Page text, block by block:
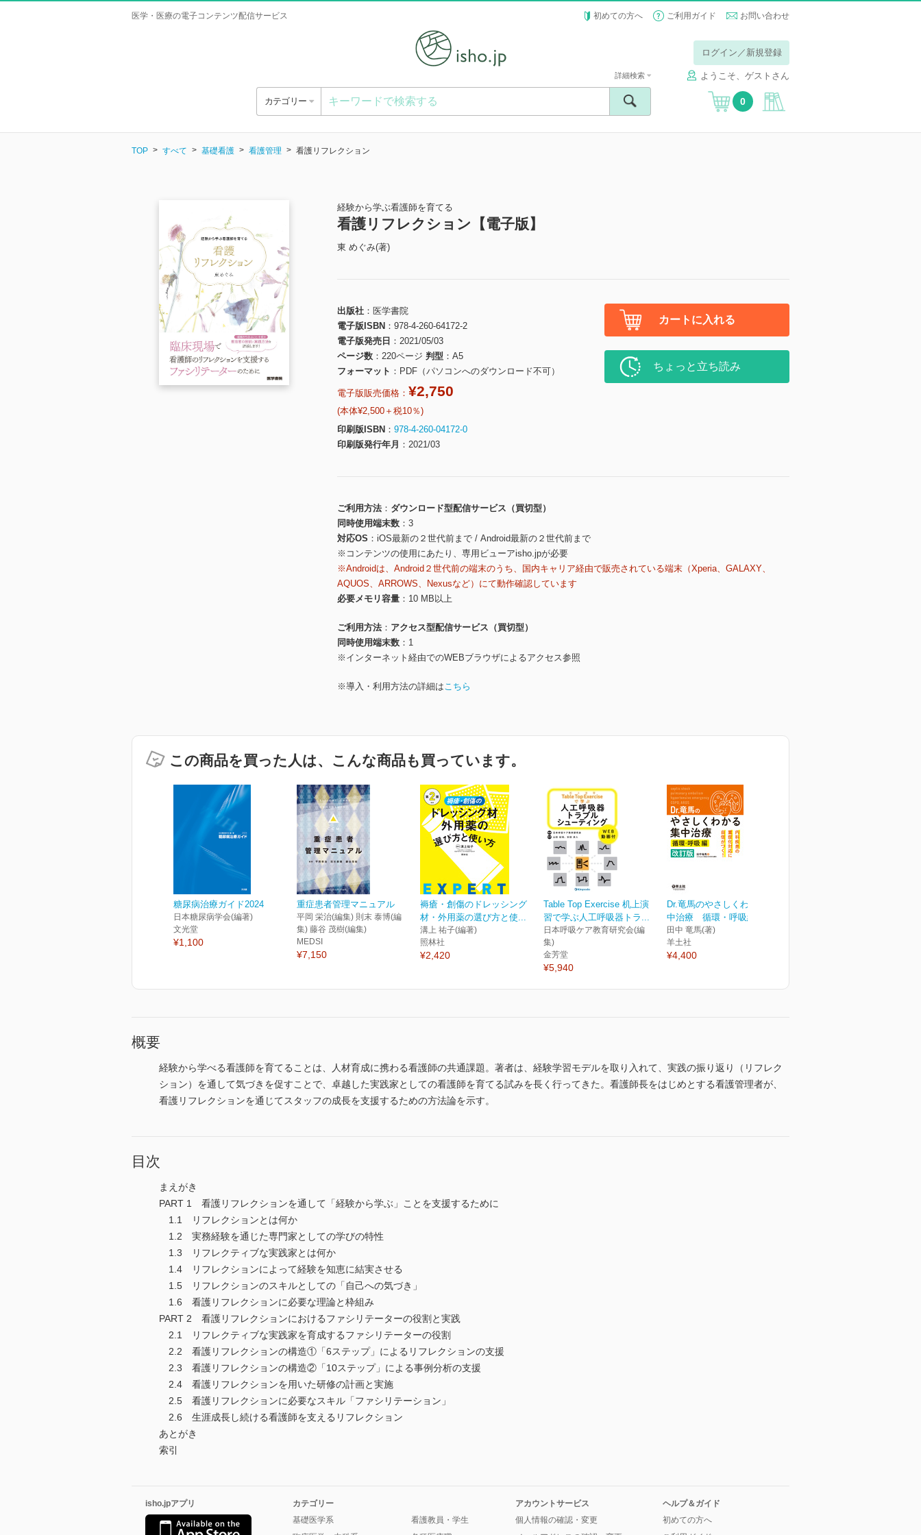
医学・医療の電子コンテンツ配信サービス 初めての方へ ご利用ガイド お問い合わせ
ログイン／新規登録
ようこそ、ゲストさん
カテゴリー
詳細検索
0
TOP すべて 基礎看護 看護管理 看護リフレクション
経験から学ぶ看護師を育てる
看護リフレクション【電子版】
東 めぐみ(著)
出版社
医学書院
電子版ISBN
978-4-260-64172-2
電子版発売日
2021/05/03
ページ数
220ページ 判型
A5
フォーマット
PDF（パソコンへのダウンロード不可）
電子版販売価格： ¥2,750
(本体¥2,500＋税10％)
印刷版ISBN
978-4-260-04172-0
印刷版発行年月
2021/03
カートに入れる
ちょっと立ち読み
ご利用方法
ダウンロード型配信サービス（買切型）
同時使用端末数
3
対応OS
iOS最新の２世代前まで / Android最新の２世代前まで
※コンテンツの使用にあたり、専用ビューアisho.jpが必要
※Androidは、Android２世代前の端末のうち、国内キャリア経由で販売されている端末（Xperia、GALAXY、
AQUOS、ARROWS、Nexusなど）にて動作確認しています
必要メモリ容量
10 MB以上
ご利用方法
アクセス型配信サービス（買切型）
同時使用端末数
1
※インターネット経由でのWEBブラウザによるアクセス参照
※導入・利用方法の詳細はこちら
この商品を買った人は、こんな商品も買っています。
糖尿病治療ガイド2024
日本糖尿病学会(編著)
文光堂
¥1,100
重症患者管理マニュアル
平岡 栄治(編集) 則末 泰博(編
集) 藤谷 茂樹(編集)
MEDSI
¥7,150
褥瘡・創傷のドレッシング
材・外用薬の選び方と使...
溝上 祐子(編著)
照林社
¥2,420
Table Top Exercise 机上演
習で学ぶ人工呼吸器トラ...
日本呼吸ケア教育研究会(編
集)
金芳堂
¥5,940
Dr.竜馬のやさしくわかる集
中治療 循環・呼吸編...
田中 竜馬(著)
羊土社
¥4,400
概要
経験から学べる看護師を育てることは、人材育成に携わる看護師の共通課題。著者は、経験学習モデルを取り入れて、実践の振り返り（リフレク
ション）を通して気づきを促すことで、卓越した実践家としての看護師を育てる試みを長く行ってきた。看護師長をはじめとする看護管理者が、
看護リフレクションを通じてスタッフの成長を支援するための方法論を示す。
目次
まえがき
PART 1 看護リフレクションを通して「経験から学ぶ」ことを支援するために
1.1 リフレクションとは何か
1.2 実務経験を通じた専門家としての学びの特性
1.3 リフレクティブな実践家とは何か
1.4 リフレクションによって経験を知恵に結実させる
1.5 リフレクションのスキルとしての「自己への気づき」
1.6 看護リフレクションに必要な理論と枠組み
PART 2 看護リフレクションにおけるファシリテーターの役割と実践
2.1 リフレクティブな実践家を育成するファシリテーターの役割
2.2 看護リフレクションの構造①「6ステップ」によるリフレクションの支援
2.3 看護リフレクションの構造②「10ステップ」による事例分析の支援
2.4 看護リフレクションを用いた研修の計画と実施
2.5 看護リフレクションに必要なスキル「ファシリテーション」
2.6 生涯成長し続ける看護師を支えるリフレクション
あとがき
索引
isho.jpアプリ
カテゴリー
基礎医学系
看護教員・学生
アカウントサービス
個人情報の確認・変更
ヘルプ＆ガイド
初めての方へ